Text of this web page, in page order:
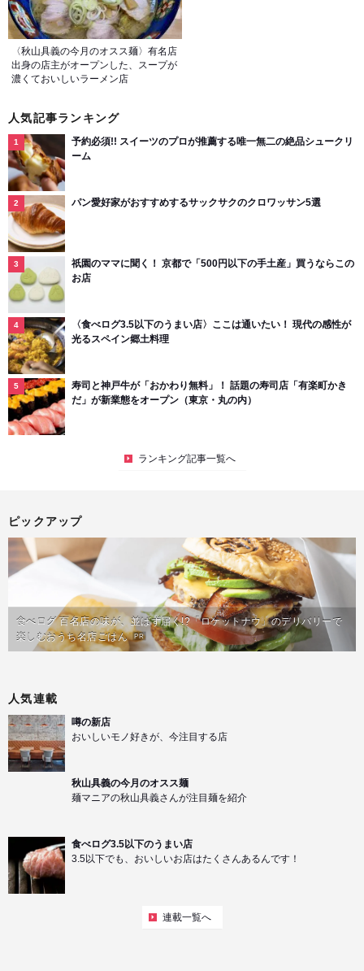
〈秋山具義の今月のオスス麺〉有名店
出身の店主がオープンした、スープが
濃くておいしいラーメン店
人気記事ランキング
予約必須!! スイーツのプロが推薦する唯一無二の絶品シュークリ
ーム
パン愛好家がおすすめするサックサクのクロワッサン5選
祇園のママに聞く！ 京都で「500円以下の手土産」買うならこの
お店
〈食べログ3.5以下のうまい店〉ここは通いたい！ 現代の感性が
光るスペイン郷土料理
寿司と神戸牛が「おかわり無料」！ 話題の寿司店「有楽町かき
だ」が新業態をオープン（東京・丸の内）
ランキング記事一覧へ
ピックアップ
食べログ 百名店の味が、並ばず届く!?「ロケットナウ」のデリバリーで
楽しむおうち名店ごはん PR
人気連載
噂の新店
おいしいモノ好きが、今注目する店
秋山具義の今月のオスス麺
麺マニアの秋山具義さんが注目麺を紹介
食べログ3.5以下のうまい店
3.5以下でも、おいしいお店はたくさんあるんです！
連載一覧へ